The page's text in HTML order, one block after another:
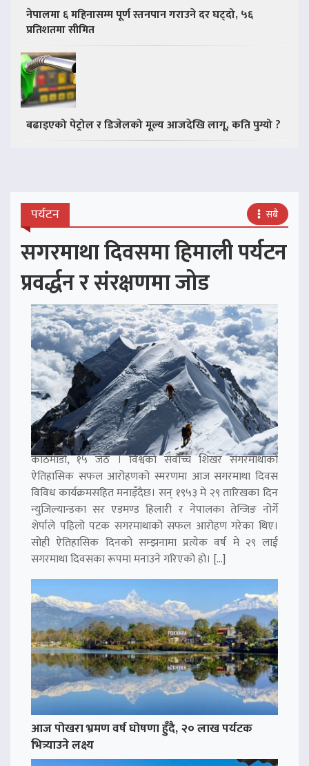
नेपालमा ६ महिनासम्म पूर्ण स्तनपान गराउने दर घट्दो, ५६
प्रतिशतमा सीमित
बढाइएको पेट्रोल र डिजेलको मूल्य आजदेखि लागू, कति पुग्यो ?
पर्यटन सबै
सगरमाथा दिवसमा हिमाली पर्यटन
प्रवर्द्धन र संरक्षणमा जोड
काठमाडौं, १५ जेठ । विश्वको सर्वोच्च शिखर सगरमाथाको
ऐतिहासिक सफल आरोहणको स्मरणमा आज सगरमाथा दिवस
विविध कार्यक्रमसहित मनाइँदैछ। सन् १९५३ मे २९ तारिखका दिन
न्युजिल्यान्डका सर एडमण्ड हिलारी र नेपालका तेन्जिङ नोर्गे
शेर्पाले पहिलो पटक सगरमाथाको सफल आरोहण गरेका थिए।
सोही ऐतिहासिक दिनको सम्झनामा प्रत्येक वर्ष मे २९ लाई
सगरमाथा दिवसका रूपमा मनाउने गरिएको हो। […]
आज पोखरा भ्रमण वर्ष घोषणा हुँदै, २० लाख पर्यटक
भित्र्याउने लक्ष्य